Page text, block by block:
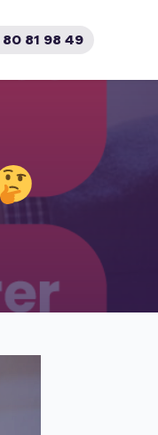
81 98 49